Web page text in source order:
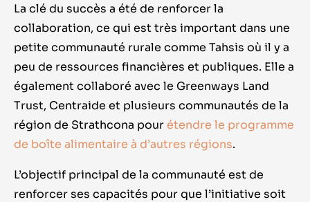
La clé du succès a été de renforcer la
collaboration, ce qui est très important dans une
petite communauté rurale comme Tahsis où il y a
peu de ressources financières et publiques. Elle a
également collaboré avec le Greenways Land
Trust, Centraide et plusieurs communautés de la
région de Strathcona pour étendre le programme
de boîte alimentaire à d’autres régions.
L’objectif principal de la communauté est de
renforcer ses capacités pour que l’initiative soit